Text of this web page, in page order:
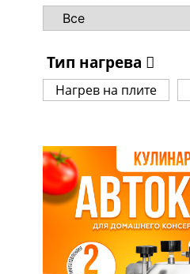
Тип нагрева
Нагрев на плите